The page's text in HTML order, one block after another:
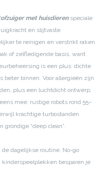
met huisdierenspeciale
en slijtvaste
te reinigen en verstrikt raken
of zelfledigende basis, want
is een plus: dichte
beter binnen. Voor allergieën zijn
plus een luchtdicht ontwerp,
mee: rustige robots rond 55–
krachtige turbostanden
“deep clean”.
dagelijkse routine. No-go
besparen je